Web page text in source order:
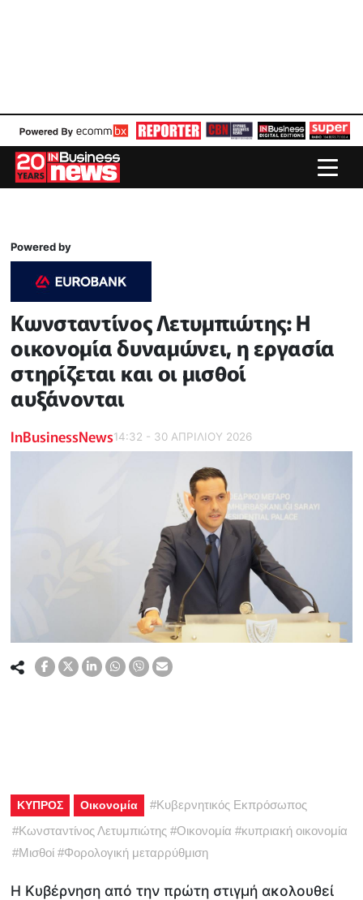
Powered by
Κωνσταντίνος Λετυμπιώτης: Η
οικονομία δυναμώνει, η εργασία
στηρίζεται και οι μισθοί
αυξάνονται
InBusinessNews14:32 - 30 ΑΠΡΙΛΙΟΥ 2026
ΚΥΠΡΟΣ Οικονομία #Κυβερνητικός Εκπρόσωπος
#Κωνσταντίνος Λετυμπιώτης #Οικονομία #κυπριακή οικονομία
#Μισθοί #Φορολογική μεταρρύθμιση
Η Κυβέρνηση από την πρώτη στιγμή ακολουθεί